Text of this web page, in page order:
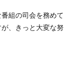
組の司会を務めて
、きっと大変な努